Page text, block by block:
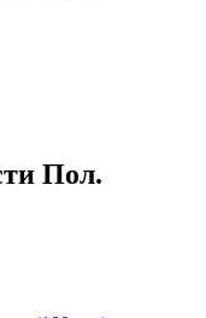
Пол.